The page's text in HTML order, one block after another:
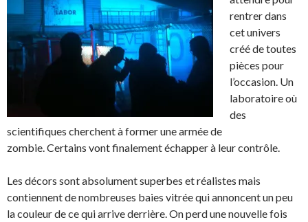
rentrer dans
cet univers
créé de toutes
pièces pour
l’occasion. Un
laboratoire où
des
scientifiques cherchent à former une armée de
zombie. Certains vont finalement échapper à leur contrôle.
Les décors sont absolument superbes et réalistes mais
contiennent de nombreuses baies vitrée qui annoncent un peu
la couleur de ce qui arrive derrière. On perd une nouvelle fois